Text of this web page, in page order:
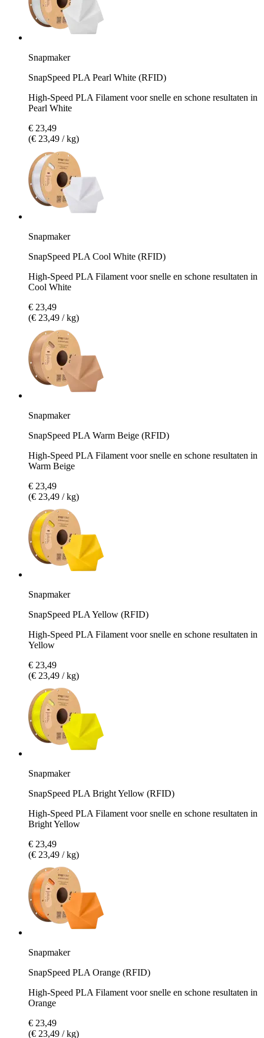
Snapmaker
SnapSpeed PLA Pearl White (RFID)
High-Speed PLA Filament voor snelle en schone resultaten in
Pearl White
€ 23,49
(€ 23,49 / kg)
Snapmaker
SnapSpeed PLA Cool White (RFID)
High-Speed PLA Filament voor snelle en schone resultaten in
Cool White
€ 23,49
(€ 23,49 / kg)
Snapmaker
SnapSpeed PLA Warm Beige (RFID)
High-Speed PLA Filament voor snelle en schone resultaten in
Warm Beige
€ 23,49
(€ 23,49 / kg)
Snapmaker
SnapSpeed PLA Yellow (RFID)
High-Speed PLA Filament voor snelle en schone resultaten in
Yellow
€ 23,49
(€ 23,49 / kg)
Snapmaker
SnapSpeed PLA Bright Yellow (RFID)
High-Speed PLA Filament voor snelle en schone resultaten in
Bright Yellow
€ 23,49
(€ 23,49 / kg)
Snapmaker
SnapSpeed PLA Orange (RFID)
High-Speed PLA Filament voor snelle en schone resultaten in
Orange
€ 23,49
(€ 23,49 / kg)